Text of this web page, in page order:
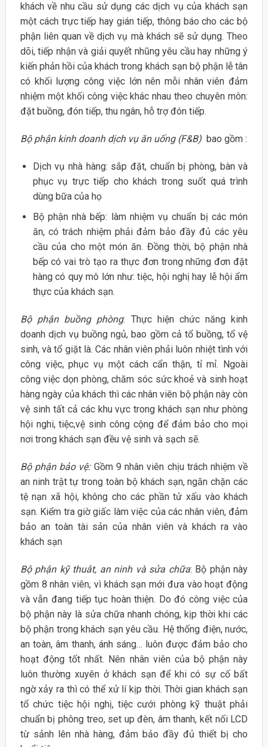
khách về nhu cầu sử dụng các dịch vụ của khách sạn
một cách trực tiếp hay gián tiếp, thông báo cho các bộ
phận liên quan về dịch vụ mà khách sẽ sử dụng. Theo
dõi, tiếp nhận và giải quyết nhũng yêu cầu hay những ý
kiến phản hồi của khách trong khách sạn bộ phận lễ tân
có khối lượng công việc lớn nên mỗi nhân viên đảm
nhiệm một khối công việc khác nhau theo chuyên môn:
đặt buồng, đón tiếp, thu ngân, hỗ trợ đón tiếp.
Bộ phận kinh doanh dịch vụ ăn uống (F&B)bao gồm :
Dịch vụ nhà hàng: sắp đặt, chuẩn bị phòng, bàn và
phục vụ trực tiếp cho khách trong suốt quá trình
dùng bữa của họ
Bộ phận nhà bếp: làm nhiệm vụ chuẩn bị các món
ăn, có trách nhiệm phải đảm bảo đầy đủ các yêu
cầu của cho một món ăn. Đồng thời, bộ phận nhà
bếp có vai trò tạo ra thực đơn trong những đơn đặt
hàng có quy mô lớn như: tiệc, hội nghị hay lễ hội ẩm
thực của khách sạn.
Bộ phận buồng phòng: Thực hiện chức năng kinh
doanh dịch vụ buồng ngủ, bao gồm cả tổ buồng, tổ vệ
sinh, và tổ giặt là. Các nhân viên phải luôn nhiệt tình với
công việc, phục vụ một cách cẩn thận, tỉ mỉ. Ngoài
công việc dọn phòng, chăm sóc sức khoẻ và sinh hoạt
hàng ngày của khách thì các nhân viên bộ phận này còn
vệ sinh tất cả các khu vực trong khách sạn như phòng
hội nghi, tiệc,vệ sinh công cộng để đảm bảo cho mọi
nơi trong khách sạn đều vệ sinh và sạch sẽ.
Bộ phận bảo vệ:Gồm 9 nhân viên chịu trách nhiệm về
an ninh trật tự trong toàn bộ khách sạn, ngăn chặn các
tệ nạn xã hội, không cho các phần tử xấu vào khách
sạn. Kiểm tra giờ giấc làm việc của các nhân viên, đảm
bảo an toàn tài sản của nhân viên và khách ra vào
khách sạn
Bộ phận kỹ thuât, an ninh và sửa chữa: Bộ phận này
gồm 8 nhân viên, vì khách sạn mới đưa vào hoạt động
và vẫn đang tiếp tục hoàn thiện. Do đó công việc của
bộ phận này là sửa chữa nhanh chóng, kịp thời khi các
bộ phận trong khách sạn yêu cầu. Hệ thống điện, nước,
an toàn, âm thanh, ánh sáng… luôn được đảm bảo cho
hoạt động tốt nhất. Nên nhân viên của bộ phận này
luôn thường xuyên ở khách sạn để khi có sự cố bất
ngờ xảy ra thì có thể xử lí kịp thời. Thời gian khách sạn
tổ chức tiệc hội nghị, tiệc cưới phòng kỹ thuật phải
chuẩn bị phông treo, set up đèn, âm thanh, kết nối LCD
từ sảnh lên nhà hàng, đảm bảo đầy đủ thiết bị cho